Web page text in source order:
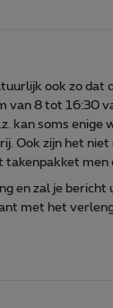
ook zo dat
van 8 tot 16:30
kan soms enige
Ook zijn het niet
takenpakket men
en zal je
met het